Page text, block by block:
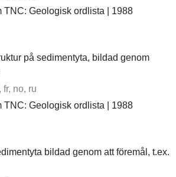
TNC: Geologisk ordlista | 1988
på sedimentyta, bildad genom
fr, no, ru
TNC: Geologisk ordlista | 1988
bildad genom att föremål, t.ex.